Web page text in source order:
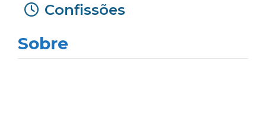
Confissões
Sobre